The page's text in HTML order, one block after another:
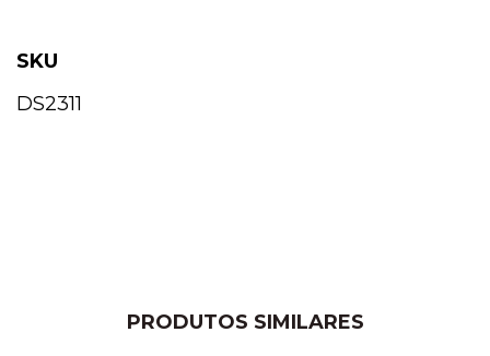
SKU
DS2311
PRODUTOS SIMILARES